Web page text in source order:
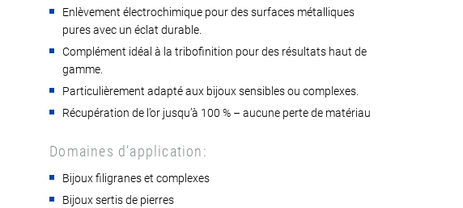
Enlèvement électrochimique pour des surfaces métalliques
pures avec un éclat durable.
Complément idéal à la tribofinition pour des résultats haut de
gamme.
Particulièrement adapté aux bijoux sensibles ou complexes.
Récupération de l’or jusqu’à 100 % – aucune perte de matériau
Domaines d’application:
Bijoux filigranes et complexes
Bijoux sertis de pierres